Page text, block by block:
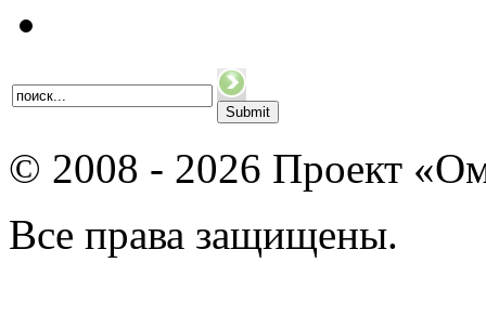
© 2008 - 2026 Проект
Все права защищены.